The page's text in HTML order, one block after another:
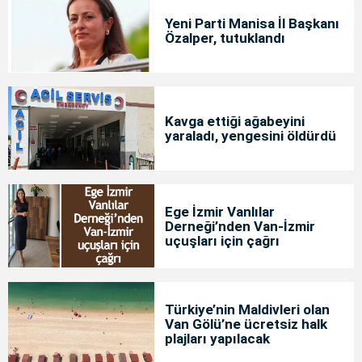
Yeni Parti Manisa İl Başkanı
Özalper, tutuklandı
Kavga ettiği ağabeyini
yaraladı, yengesini öldürdü
Ege İzmir Vanlılar
Derneği’nden Van-İzmir
uçuşları için çağrı
Türkiye’nin Maldivleri olan
Van Gölü’ne ücretsiz halk
plajları yapılacak